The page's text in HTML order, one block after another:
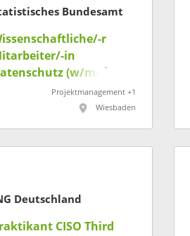
Bundesamt
r
in
(w/m/d)
Projektmanagement +1
Wiesbaden
Deutschland
CISO Third